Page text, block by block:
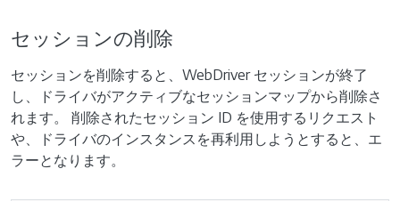
セッションの削除
セッションを削除すると、WebDriver セッションが終了
し、ドライバがアクティブなセッションマップから削除さ
れます。 削除されたセッション ID を使用するリクエスト
や、ドライバのインスタンスを再利用しようとすると、エ
ラーとなります。